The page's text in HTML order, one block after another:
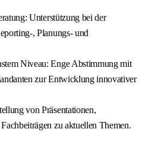
Unterstützung bei der
, Planungs- und
Niveau: Enge Abstimmung mit
zur Entwicklung innovativer
von Präsentationen,
zu aktuellen Themen.